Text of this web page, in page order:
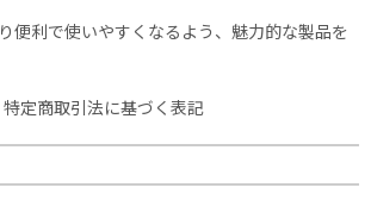
便利で使いやすくなるよう、魅力的な製品を
特定商取引法に基づく表記